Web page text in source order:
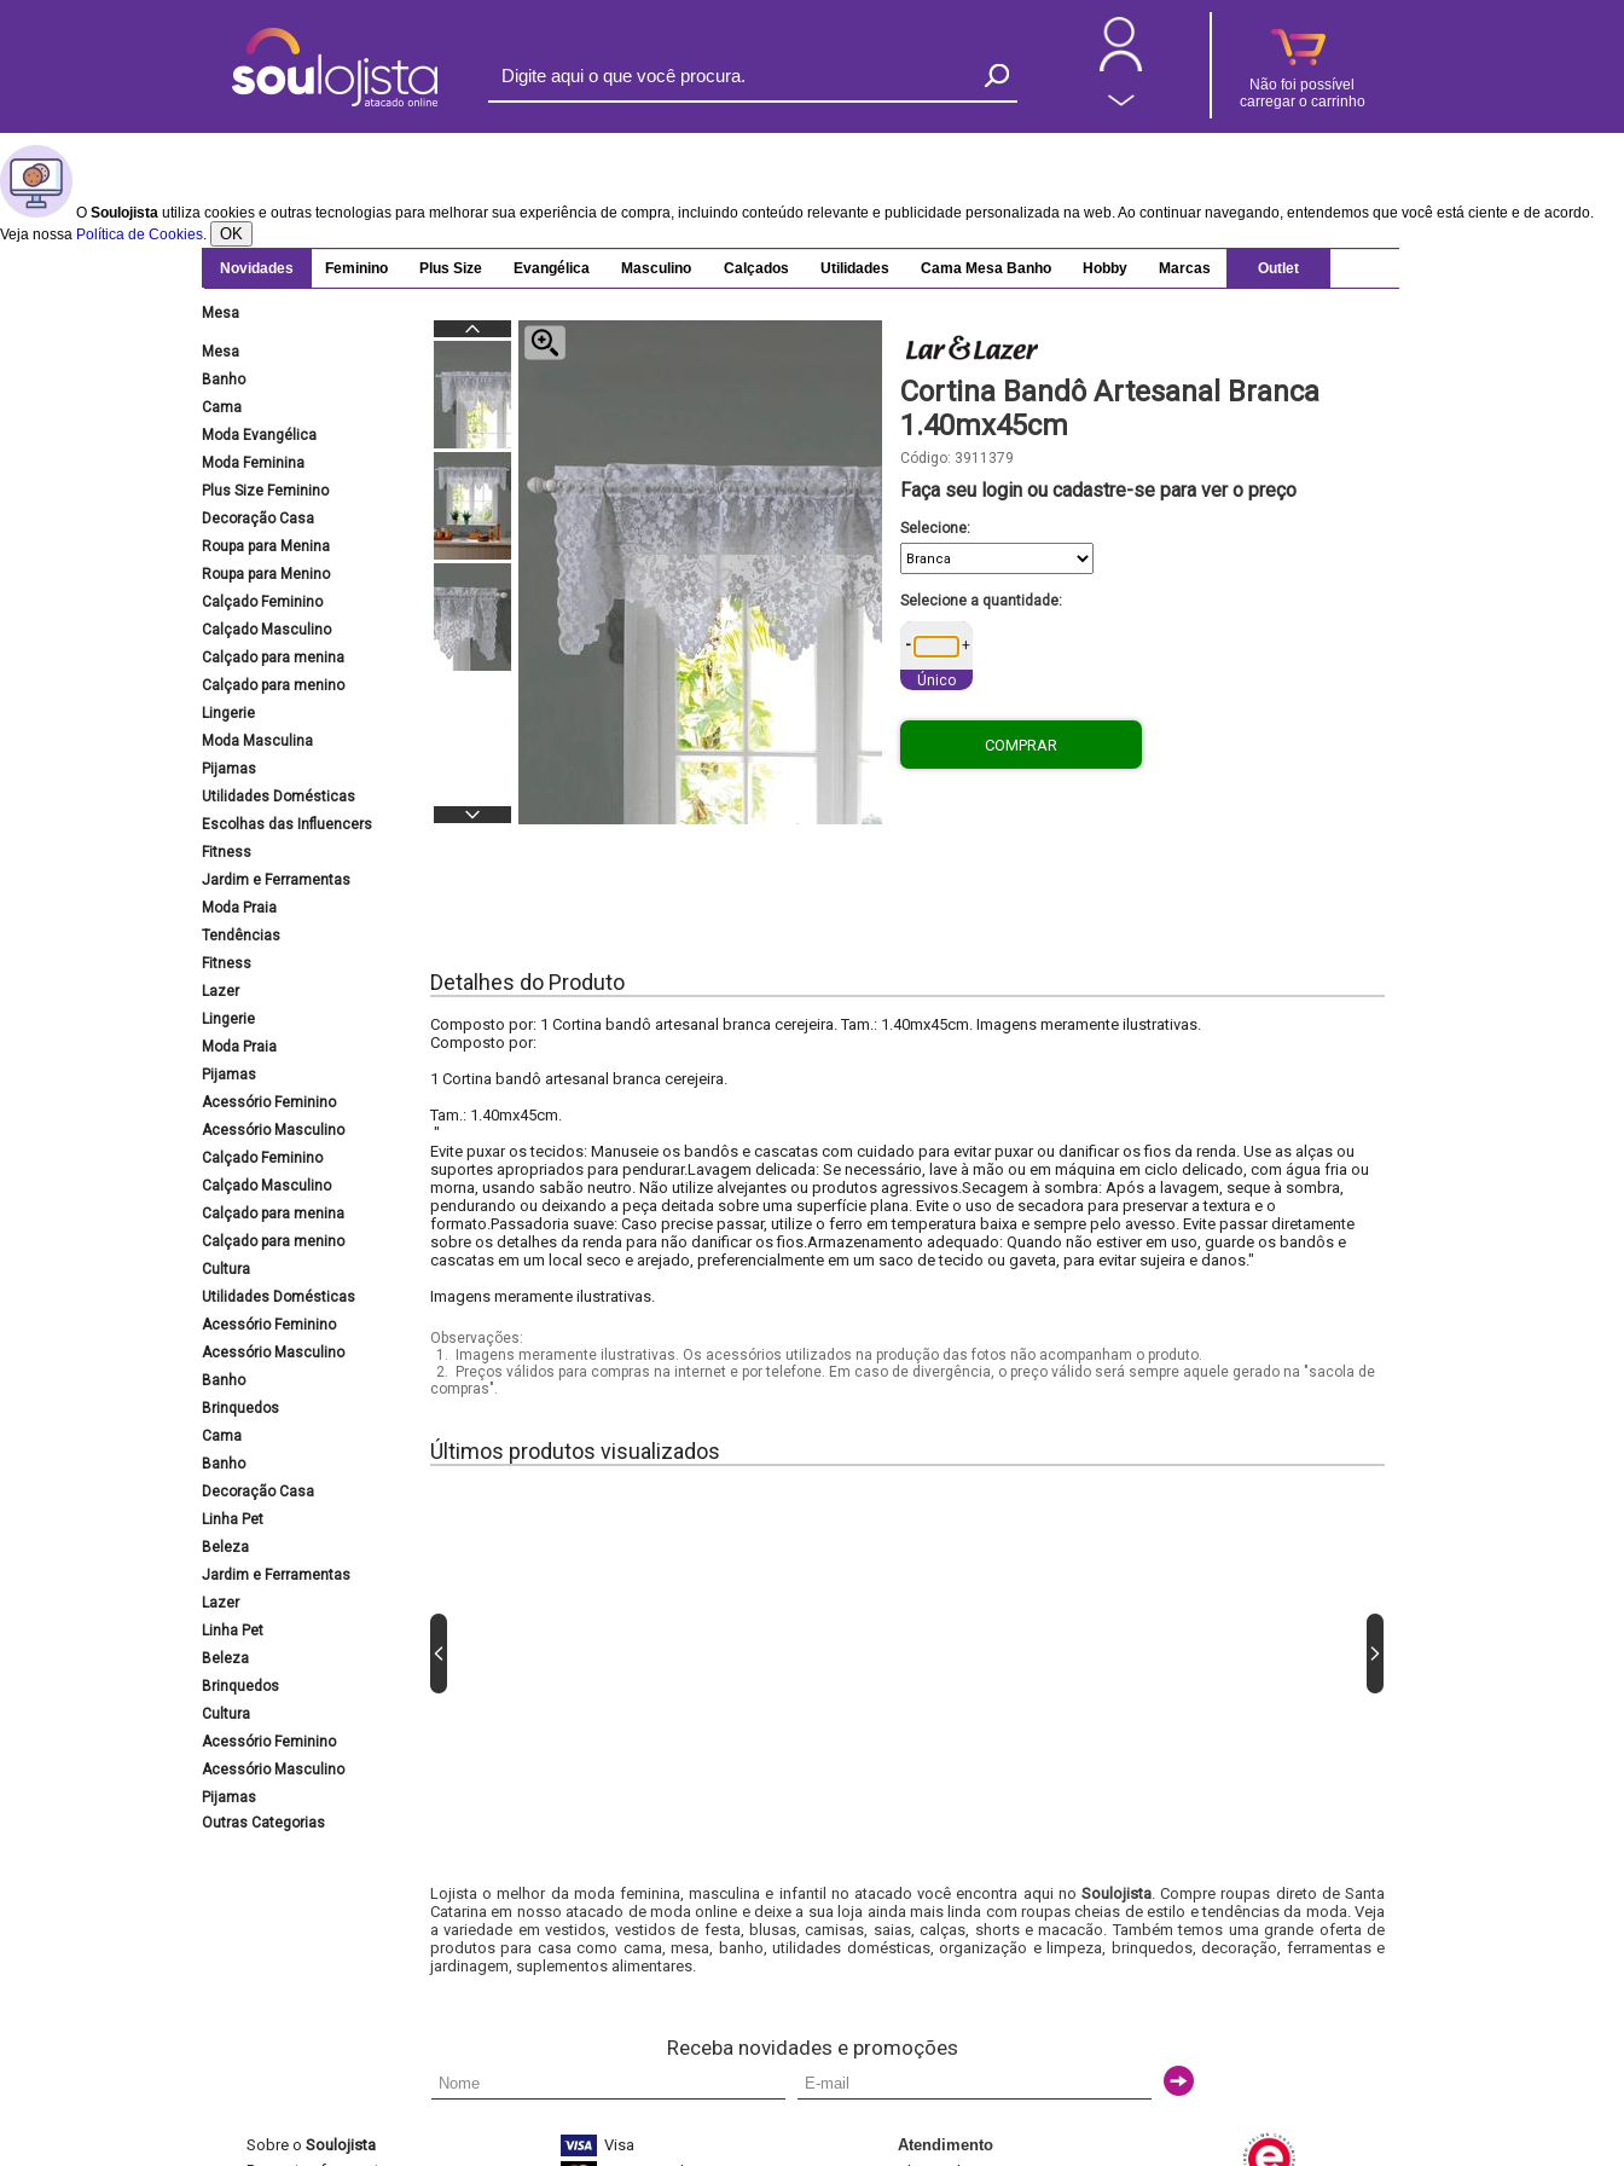
Não foi possível
carregar o carrinho
O Soulojista utiliza cookies e outras tecnologias para melhorar sua experiência de compra, incluindo conteúdo relevante e publicidade personalizada na web. Ao continuar navegando, entendemos que você está ciente e de acordo.
Veja nossa Política de Cookies. OK
Novidades Feminino Plus Size Evangélica Masculino Calçados Utilidades Cama Mesa Banho Hobby Marcas Outlet
Mesa
Mesa
Banho
Cama
Moda Evangélica
Moda Feminina
Plus Size Feminino
Decoração Casa
Roupa para Menina
Roupa para Menino
Calçado Feminino
Calçado Masculino
Calçado para menina
Calçado para menino
Lingerie
Moda Masculina
Pijamas
Utilidades Domésticas
Escolhas das Influencers
Fitness
Jardim e Ferramentas
Moda Praia
Tendências
Fitness
Lazer
Lingerie
Moda Praia
Pijamas
Acessório Feminino
Acessório Masculino
Calçado Feminino
Calçado Masculino
Calçado para menina
Calçado para menino
Cultura
Utilidades Domésticas
Acessório Feminino
Acessório Masculino
Banho
Brinquedos
Cama
Banho
Decoração Casa
Linha Pet
Beleza
Jardim e Ferramentas
Lazer
Linha Pet
Beleza
Brinquedos
Cultura
Acessório Feminino
Acessório Masculino
Pijamas
Outras Categorias
Cortina Bandô Artesanal Branca
1.40mx45cm
Código: 3911379
Faça seu login ou cadastre-se para ver o preço
Selecione:
Selecione a quantidade:
- +
Único
COMPRAR
Detalhes do Produto
Composto por: 1 Cortina bandô artesanal branca cerejeira. Tam.: 1.40mx45cm. Imagens meramente ilustrativas.
Composto por:
1 Cortina bandô artesanal branca cerejeira.
Tam.: 1.40mx45cm.
"
Evite puxar os tecidos: Manuseie os bandôs e cascatas com cuidado para evitar puxar ou danificar os fios da renda. Use as alças ou
suportes apropriados para pendurar.Lavagem delicada: Se necessário, lave à mão ou em máquina em ciclo delicado, com água fria ou
morna, usando sabão neutro. Não utilize alvejantes ou produtos agressivos.Secagem à sombra: Após a lavagem, seque à sombra,
pendurando ou deixando a peça deitada sobre uma superfície plana. Evite o uso de secadora para preservar a textura e o
formato.Passadoria suave: Caso precise passar, utilize o ferro em temperatura baixa e sempre pelo avesso. Evite passar diretamente
sobre os detalhes da renda para não danificar os fios.Armazenamento adequado: Quando não estiver em uso, guarde os bandôs e
cascatas em um local seco e arejado, preferencialmente em um saco de tecido ou gaveta, para evitar sujeira e danos."
Imagens meramente ilustrativas.
Observações:
1.
Imagens meramente ilustrativas. Os acessórios utilizados na produção das fotos não acompanham o produto.
2.
Preços válidos para compras na internet e por telefone. Em caso de divergência, o preço válido será sempre aquele gerado na "sacola de
compras".
Últimos produtos visualizados
Lojista o melhor da moda feminina, masculina e infantil no atacado você encontra aqui no Soulojista. Compre roupas direto de Santa
Catarina em nosso atacado de moda online e deixe a sua loja ainda mais linda com roupas cheias de estilo e tendências da moda. Veja
a variedade em vestidos, vestidos de festa, blusas, camisas, saias, calças, shorts e macacão. Também temos uma grande oferta de
produtos para casa como cama, mesa, banho, utilidades domésticas, organização e limpeza, brinquedos, decoração, ferramentas e
jardinagem, suplementos alimentares.
Receba novidades e promoções
Sobre o Soulojista
Visa
Atendimento